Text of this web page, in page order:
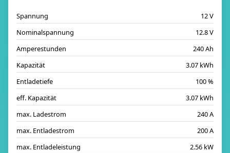
Spannung
12 V
Nominalspannung
12.8 V
Amperestunden
240 Ah
Kapazität
3.07 kWh
Entladetiefe
100 %
eff. Kapazität
3.07 kWh
max. Ladestrom
240 A
max. Entladestrom
200 A
max. Entladeleistung
2.56 kW